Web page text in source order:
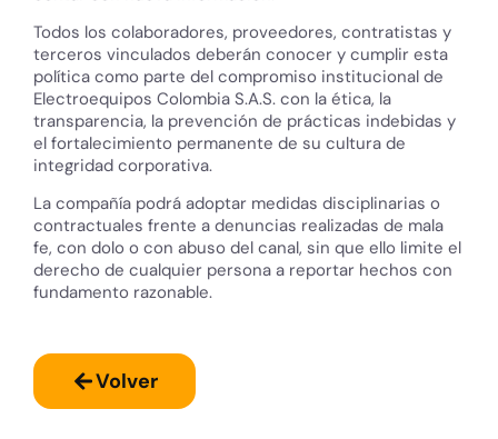
Todos los colaboradores, proveedores, contratistas y
terceros vinculados deberán conocer y cumplir esta
política como parte del compromiso institucional de
Electroequipos Colombia S.A.S. con la ética, la
transparencia, la prevención de prácticas indebidas y
el fortalecimiento permanente de su cultura de
integridad corporativa.
La compañía podrá adoptar medidas disciplinarias o
contractuales frente a denuncias realizadas de mala
fe, con dolo o con abuso del canal, sin que ello limite el
derecho de cualquier persona a reportar hechos con
fundamento razonable.
Volver